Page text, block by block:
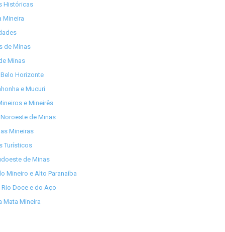
Históricas
Mineira
de Minas
Minas
Horizonte
e Mucuri
e Mineirês
de Minas
Mineiras
Turísticos
de Minas
Mineiro e Alto Paranaíba
Rio Doce e do Aço
Mata Mineira